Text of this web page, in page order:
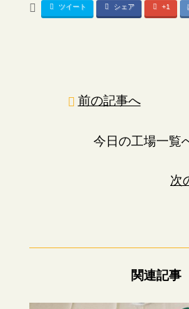
ツイート シェア +1
前の記事へ
今日の工場一覧
次
関連記事